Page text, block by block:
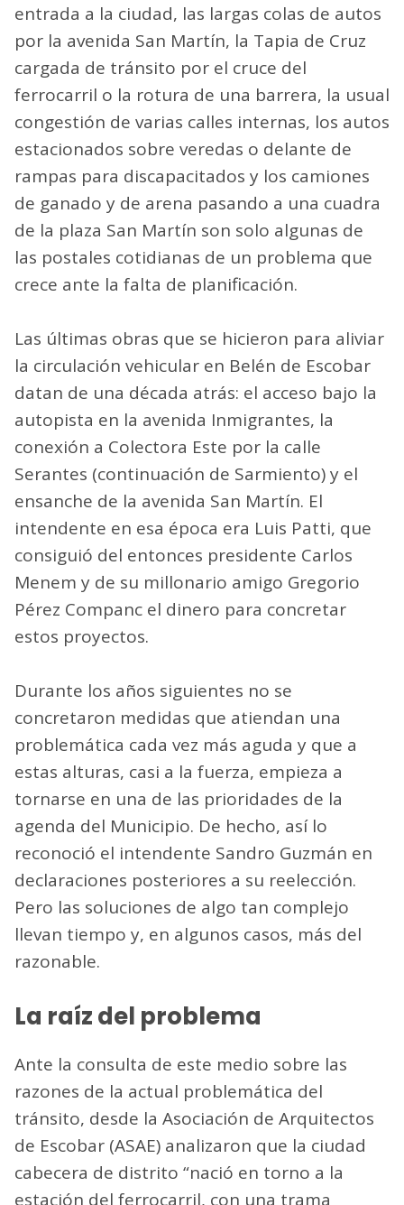
entrada a la ciudad, las largas colas de autos
por la avenida San Martín, la Tapia de Cruz
cargada de tránsito por el cruce del
ferrocarril o la rotura de una barrera, la usual
congestión de varias calles internas, los autos
estacionados sobre veredas o delante de
rampas para discapacitados y los camiones
de ganado y de arena pasando a una cuadra
de la plaza San Martín son solo algunas de
las postales cotidianas de un problema que
crece ante la falta de planificación.
Las últimas obras que se hicieron para aliviar
la circulación vehicular en Belén de Escobar
datan de una década atrás: el acceso bajo la
autopista en la avenida Inmigrantes, la
conexión a Colectora Este por la calle
Serantes (continuación de Sarmiento) y el
ensanche de la avenida San Martín. El
intendente en esa época era Luis Patti, que
consiguió del entonces presidente Carlos
Menem y de su millonario amigo Gregorio
Pérez Companc el dinero para concretar
estos proyectos.
Durante los años siguientes no se
concretaron medidas que atiendan una
problemática cada vez más aguda y que a
estas alturas, casi a la fuerza, empieza a
tornarse en una de las prioridades de la
agenda del Municipio. De hecho, así lo
reconoció el intendente Sandro Guzmán en
declaraciones posteriores a su reelección.
Pero las soluciones de algo tan complejo
llevan tiempo y, en algunos casos, más del
razonable.
La raíz del problema
Ante la consulta de este medio sobre las
razones de la actual problemática del
tránsito, desde la Asociación de Arquitectos
de Escobar (ASAE) analizaron que la ciudad
cabecera de distrito “nació en torno a la
estación del ferrocarril, con una trama